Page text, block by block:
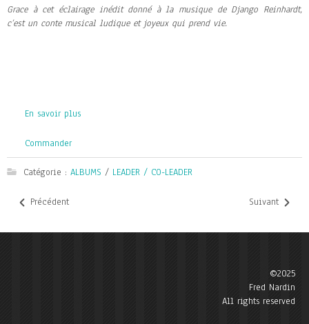
Grace à cet éclairage inédit donné à la musique de Django Reinhardt,
c’est un conte musical ludique et joyeux qui prend vie.
En savoir plus
Commander
Catégorie : ALBUMS / LEADER / CO-LEADER
Précédent Suivant
©2025
Fred Nardin
All rights reserved